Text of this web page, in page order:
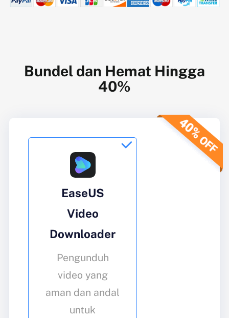
Bundel dan Hemat Hingga
40%

EaseUS
Video
Downloader
Pengunduh
video yang
aman dan andal
untuk